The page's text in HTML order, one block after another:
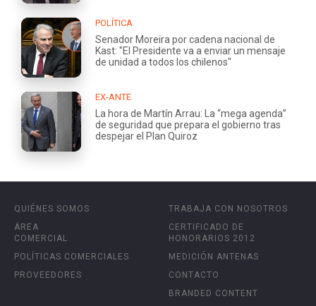
POLÍTICA
Senador Moreira por cadena nacional de
Kast: "El Presidente va a enviar un mensaje
de unidad a todos los chilenos"
EX-ANTE
La hora de Martín Arrau: La “mega agenda”
de seguridad que prepara el gobierno tras
despejar el Plan Quiroz
QUIÉNES SOMOS
ÁREA
COMERCIAL
POLÍTICAS COMERCIALES
PROVEEDORES
TRABAJA CON NOSOTROS
CERTIFICADO DE
HONORARIOS 2012
MEDICIÓN ANTENAS
CONTACTO
BRANDED CONTENT